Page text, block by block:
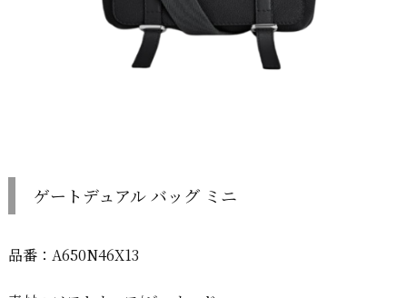
ゲートデュアル バッグ ミニ
品番：A650N46X13